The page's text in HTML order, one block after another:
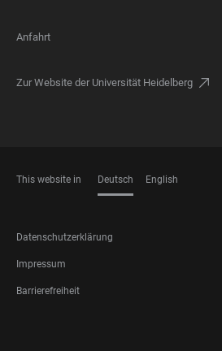
Anfahrt
Zur Website der Universität Heidelberg
This website in Deutsch English
FOOTER
LEGAL
Datenschutzerklärung
Impressum
Barrierefreiheit